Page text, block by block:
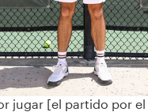
jugar [el partido por